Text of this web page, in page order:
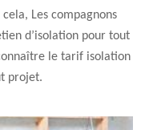
Les compagnons
d’isolation pour tout
le tarif isolation
projet.